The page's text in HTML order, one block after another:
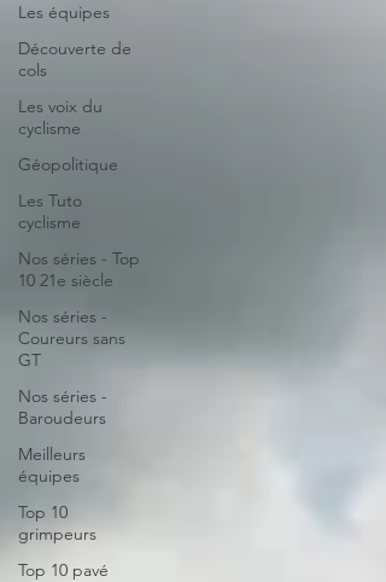
Les équipes
Découverte de
cols
Les voix du
cyclisme
Géopolitique
Les Tuto
cyclisme
Nos séries - Top
10 21e siècle
Nos séries -
Coureurs sans
GT
Nos séries -
Baroudeurs
Meilleurs
équipes
Top 10
grimpeurs
Top 10 pavé